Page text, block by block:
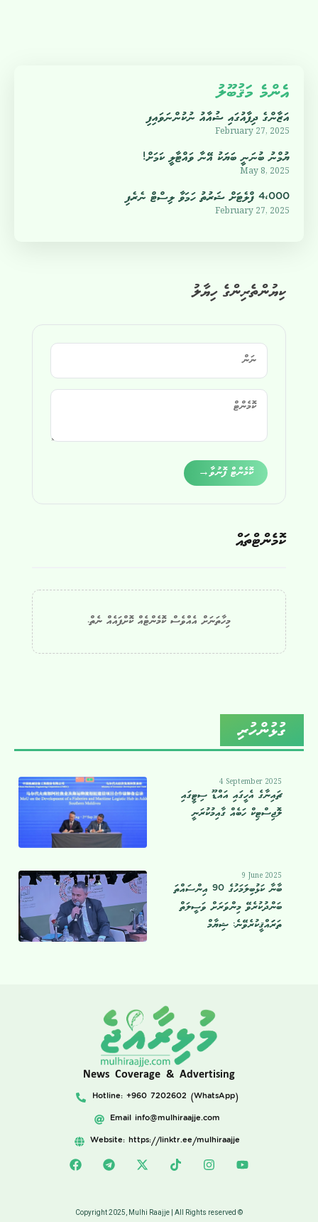
ކިޔުންތެރިންގެ ހިޔާލު
ކޮމެންޓް ފޮނުވާ→
ކޮމެންޓްތައް
މިހާތަނަށް އެއްވެސް ކޮމެންޓެއް ކޮށްފައެއް ނެތް.
އެންމެ މަޤުބޫލު
އަޒާންގެ ދިފާއުގައި ޝުއާއު ނުކުންނަވައިފި
February 27, 2025
ޔުމްނު ބުނަނީ ބަޔަކު އޭނާ ވައްޓާލީ ކަމަށް!
May 8, 2025
4،000 ފްލެޓަށް ޝަރުތު ހަމަވާ ލިސްޓް ނެރެފި
February 27, 2025
ގުޅުންހުރި
4 September 2025
ޗައިނާގެ އެހީގައި އައްޑޫ ސިޓީގައި
ލޮޖިސްޓިކް ހަބެއް ގާއިމުކުރަނީ
9 June 2025
ބާނާ ކަޅުބިލަމަހުގެ 90 އިންސައްތަ
ބަންދުކުރެވޭ މިންވަރަށް ވަސީލަތް
ތަރަައްޤީކުރެވޭނެ: ޝިޔާމް
News Coverage & Advertising
Hotline: +960 7202602 (WhatsApp)
Email info@mulhiraajje.com
Website: https://linktr.ee/mulhiraajje
Copyright 2025, Mulhi Raajje | All Rights reserved ©